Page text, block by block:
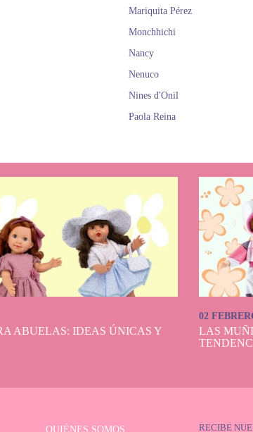
Mariquita Pérez
Monchhichi
Nancy
Nenuco
Nines d'Onil
Paola Reina
ABUELAS: IDEAS ÚNICAS Y
02
LAS
QUIÉNES SOMOS RECIBE